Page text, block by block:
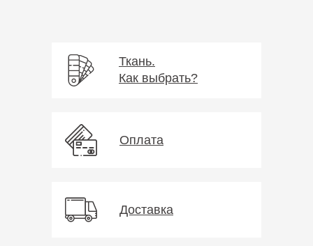
Доставка
Оплата
Ткань.
Как выбрать?